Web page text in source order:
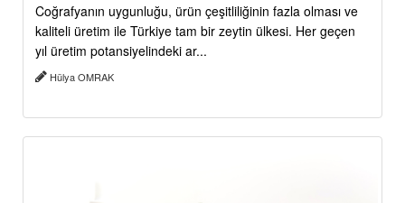
Coğrafyanın uygunluğu, ürün çeşitliliğinin fazla olması ve
kaliteli üretim ile Türkiye tam bir zeytin ülkesi. Her geçen
yıl üretim potansiyelindeki ar...
Hülya OMRAK